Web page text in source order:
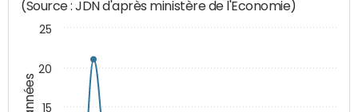
(Source : JDN d'après ministère de l'Economie)
15
20
25